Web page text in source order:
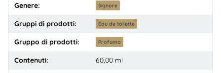
Genere: Signore
Gruppi di prodotti: Eau de toilette
Gruppo di prodotti: Profumo
Contenuti: 60,00 ml